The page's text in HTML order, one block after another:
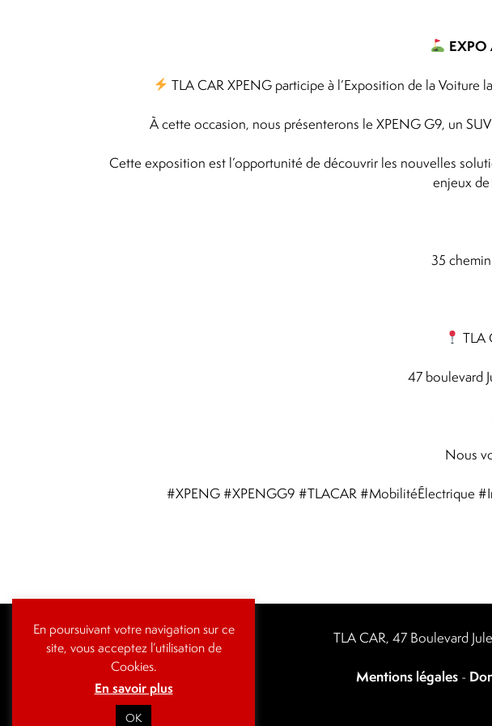
EXPO
TLA CAR XPENG participe à l’Exposition de la
À cette occasion, nous présenterons le XPENG G9, un
Cette exposition est l’opportunité de découvrir les nouvelles
enjeux de
35
TLA
47 boulevard
Nous
#XPENG #XPENGG9 #TLACAR #MobilitéÉlectrique
TLA CAR, 47 Boulevard
Mentions légales -
En poursuivant votre navigation sur ce
site, vous acceptez l’utilisation de
Cookies.
En savoir plus
OK